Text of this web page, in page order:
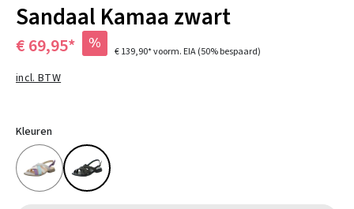
Sandaal Kamaa zwart
€ 69,95* % € 139,90*voorm. EIA(50% bespaard)
incl. BTW
Kleuren